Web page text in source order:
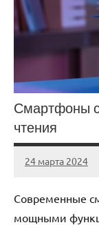
Смартфоны
чтения
24 марта 2024
avto_drive72
Нет
Современные
мощными